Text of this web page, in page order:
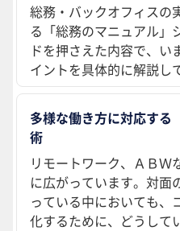
総務・バックオフィスの
る「総務のマニュアル」
ドを押さえた内容で、い
イントを具体的に解説し
多様な働き方に対応す
術
リモートワーク、ＡＢＷ
に広がっています。対面
っている中においても、
化するために、どうして